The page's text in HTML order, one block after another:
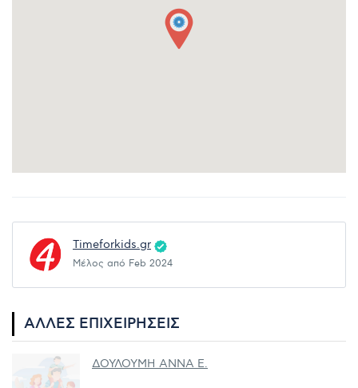
Timeforkids.gr
Μέλος από Feb 2024
ΆΛΛΕΣ ΕΠΙΧΕΙΡΉΣΕΙΣ
ΔΟΥΛΟΥΜΗ ΑΝΝΑ Ε.